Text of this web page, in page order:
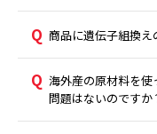
商品に遺伝子組換
海外産の原材料を使
問題はないのですか